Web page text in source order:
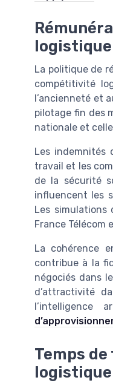
logistique
La politique de
compétitivité
l’ancienneté et
pilotage fin des
nationale et
Les indemnités
travail et les
de la sécurité
influencent les
Les simulations
France Télécom
La cohérence
contribue à la
négociés dans
d’attractivité
l’intelligence
Temps
logistique